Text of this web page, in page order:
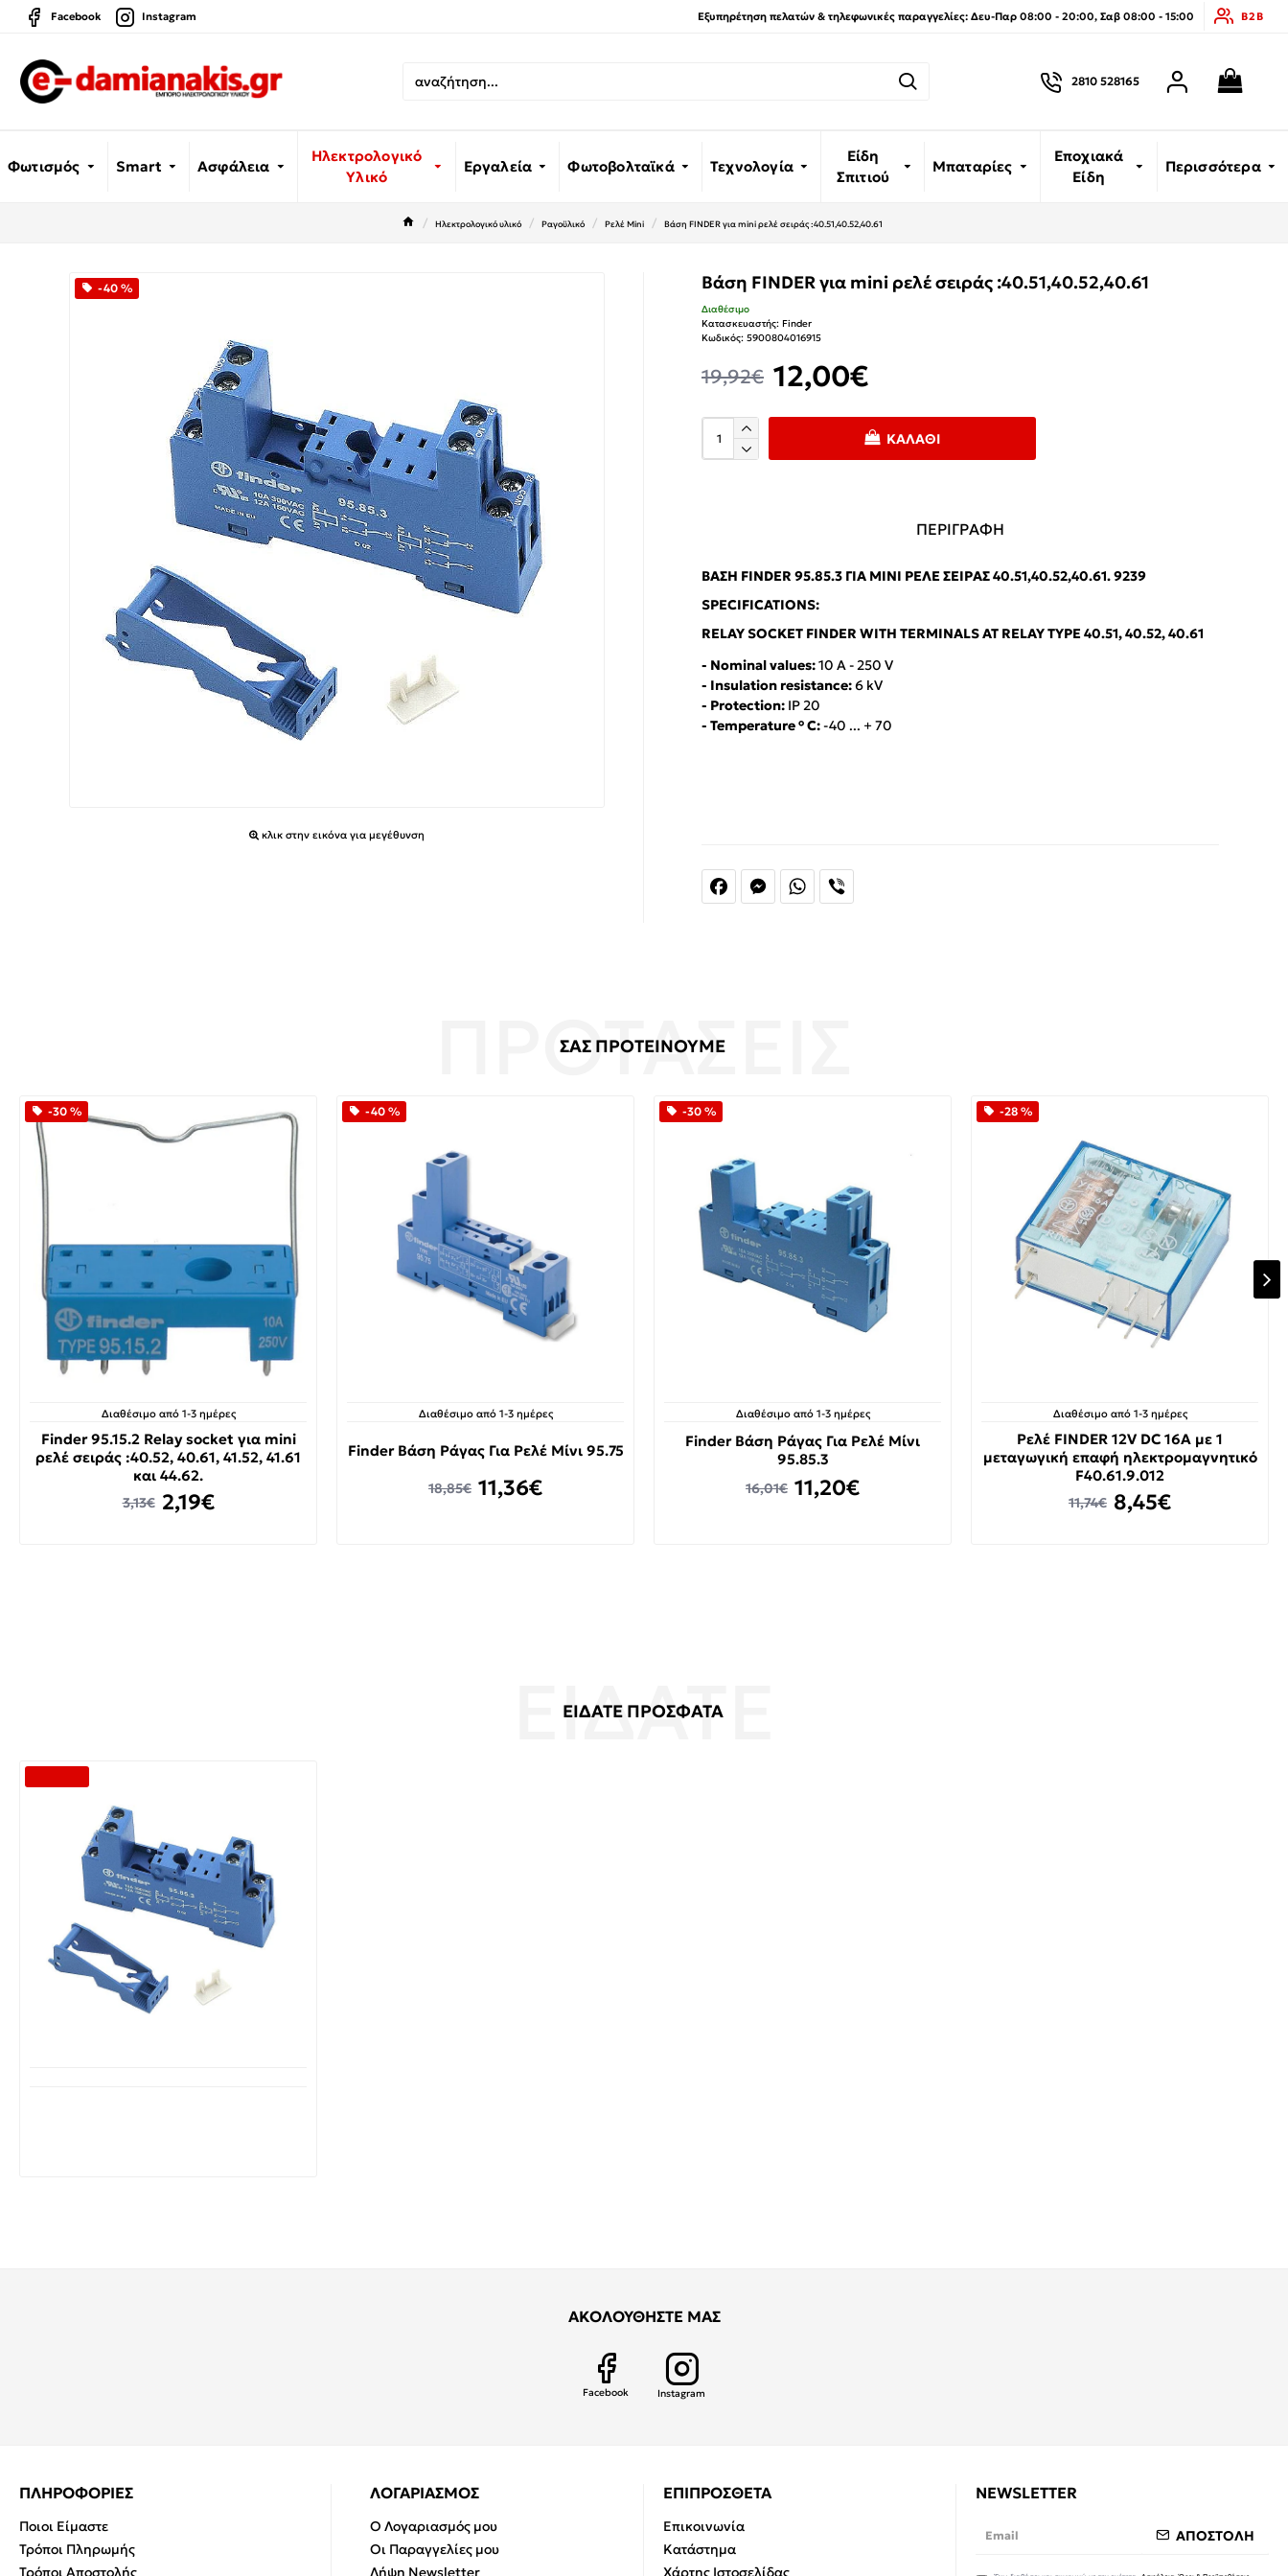
Facebook Instagram Εξυπηρέτηση πελατών & τηλεφωνικές παραγγελίες: Δευ-Παρ 08:00 - 20:00, Σαβ 08:00 - 15:00 B2B
2810 528165
Φωτισμός Smart Ασφάλεια
Ηλεκτρολογικό
Υλικό
Εργαλεία Φωτοβολταϊκά Τεχνολογία
Είδη
Σπιτιού
Μπαταρίες
Εποχιακά
Είδη
Περισσότερα
Ηλεκτρολογικό υλικό Ραγοϋλικό Ρελέ Mini Βάση FINDER για mini ρελέ σειράς :40.51,40.52,40.61
-40 %
κλικ στην εικόνα για μεγέθυνση
Βάση FINDER για mini ρελέ σειράς :40.51,40.52,40.61
12,00€
19,92€
Διαθέσιμο
Κατασκευαστής: Finder
Κωδικός: 5900804016915
ΚΑΛΆΘΙ
FacebookMessengerWhatsApp
ΠΕΡΙΓΡΑΦΗ
ΒΆΣΗ FINDER 95.85.3 ΓΙΑ MINI ΡΕΛΈ ΣΕΙΡΆΣ 40.51,40.52,40.61. 9239
SPECIFICATIONS:
RELAY SOCKET FINDER WITH TERMINALS AT RELAY TYPE 40.51, 40.52, 40.61
- Nominal values:10 A - 250 V
- Insulation resistance:6 kV
- Protection: IP 20
- Temperature ° C:-40 ... + 70
ΣΑΣ ΠΡΟΤΕΙΝΟΥΜΕ
-30 %
Διαθέσιμο από 1-3 ημέρες
Finder 95.15.2 Relay socket για mini
ρελέ σειράς :40.52, 40.61, 41.52, 41.61
και 44.62.​
2,19€
3,13€
-40 %
Διαθέσιμο από 1-3 ημέρες
Finder Βάση Ράγας Για Ρελέ Μίνι 95.75
11,36€
18,85€
-30 %
Διαθέσιμο από 1-3 ημέρες
Finder Βάση Ράγας Για Ρελέ Μίνι
95.85.3
11,20€
16,01€
-28 %
Διαθέσιμο από 1-3 ημέρες
Ρελέ FINDER 12V DC 16A με 1
μεταγωγική επαφή ηλεκτρομαγνητικό
F40.61.9.012
8,45€
11,74€
ΕΙΔΑΤΕ ΠΡΟΣΦΑΤΑ
ΑΚΟΛΟΥΘΗΣΤΕ ΜΑΣ
Facebook Instagram
ΠΛΗΡΟΦΟΡΙΕΣ
Ποιοι Είμαστε
Τρόποι Πληρωμής
Τρόποι Αποστολής
ΛΟΓΑΡΙΑΣΜΟΣ
Ο Λογαριασμός μου
Οι Παραγγελίες μου
Λήψη Newsletter
ΕΠΙΠΡΟΣΘΕΤΑ
Επικοινωνία
Κατάστημα
Χάρτης Ιστοσελίδας
NEWSLETTER
ΑΠΟΣΤΟΛΗ